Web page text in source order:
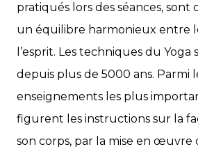
pratiqués lors des séances, sont
un équilibre harmonieux entre
l’esprit. Les techniques du
depuis plus de 5000 ans. Parmi
enseignements les plus
figurent les instructions sur la
son corps, par la mise en œuvre